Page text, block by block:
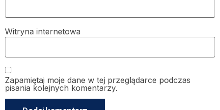
Witryna internetowa
Zapamiętaj moje dane w tej przeglądarce podczas
pisania kolejnych komentarzy.